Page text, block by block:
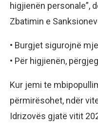
higjienën personale”,
Zbatimin e
• Burgjet sigurojnë
• Për higjienën,
Kur jemi te
përmirësohet, ndër
Idrizovës gjatë vitit